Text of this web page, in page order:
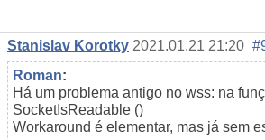
Stanislav Korotky 2021.01.21 21:20
Roman:
Há um problema antigo no wss: na
SocketIsReadable ()
Workaround é elementar, mas já sem